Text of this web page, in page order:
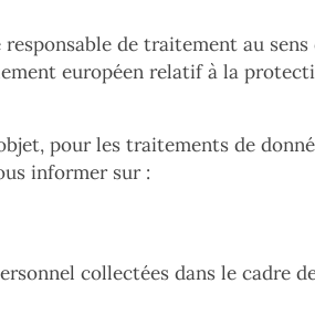
de traitement au sens
européen relatif à la
pour les traitements de
informer sur :
collectées dans le cadre